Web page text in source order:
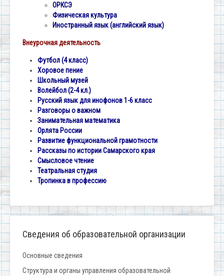
ОРКСЭ
Физическая культура
Иностранный язык (английский язык)
Внеурочная деятельность
Футбол (4 класс)
Хоровое пение
Школьный музей
Волейбол (2-4 кл.)
Русский язык для инофонов 1-6 класс
Разговоры о важном
Занимательная математика
Орлята России
Развитие функциональной грамотности
Рассказы по истории Самарского края
Смысловое чтение
Театральная студия
Тропинка в профессию
Сведения об образовательной организации
Основные сведения
Структура и органы управления образовательной